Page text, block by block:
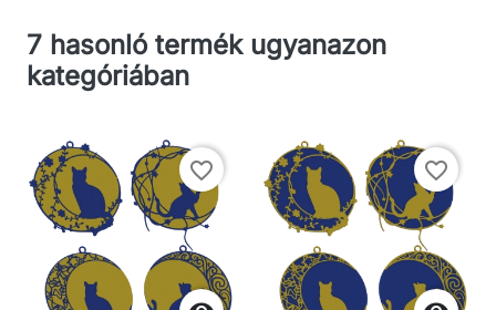
7 hasonló termék ugyanazon
kategóriában
favorite_border favorite_border